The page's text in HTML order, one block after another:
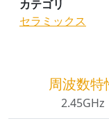
カテゴリ
セラミックス
周波数特
2.45GHz